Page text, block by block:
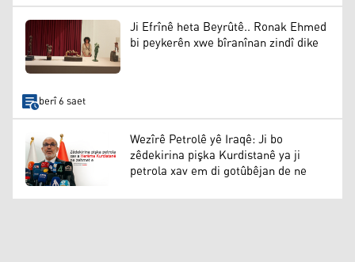
Ji Efrînê heta Beyrûtê.. Ronak Ehmed
bi peykerên xwe bîranînan zindî dike
berî 6 saet
Wezîrê Petrolê yê Iraqê: Ji bo
zêdekirina pişka Kurdistanê ya ji
petrola xav em di gotûbêjan de ne